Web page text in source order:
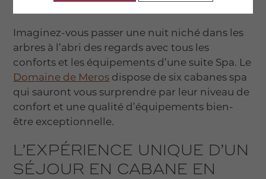
Imaginez-vous passer une nuit niché dans les
arbres à l’abri des regards avec tous les
conforts et les équipements d’une suite Spa. Le
Domaine de Meros dispose de six cabanes spa
qui sauront vous surprendre par leur niveau de
confort et une qualité d’équipements bien-
être exceptionnelle.
L’EXPÉRIENCE UNIQUE D’UN
SÉJOUR EN CABANE EN